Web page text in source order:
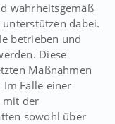
wahrheitsgemäß
dabei.
betrieben und
Diese
Maßnahmen
Falle einer
mit der
sowohl über